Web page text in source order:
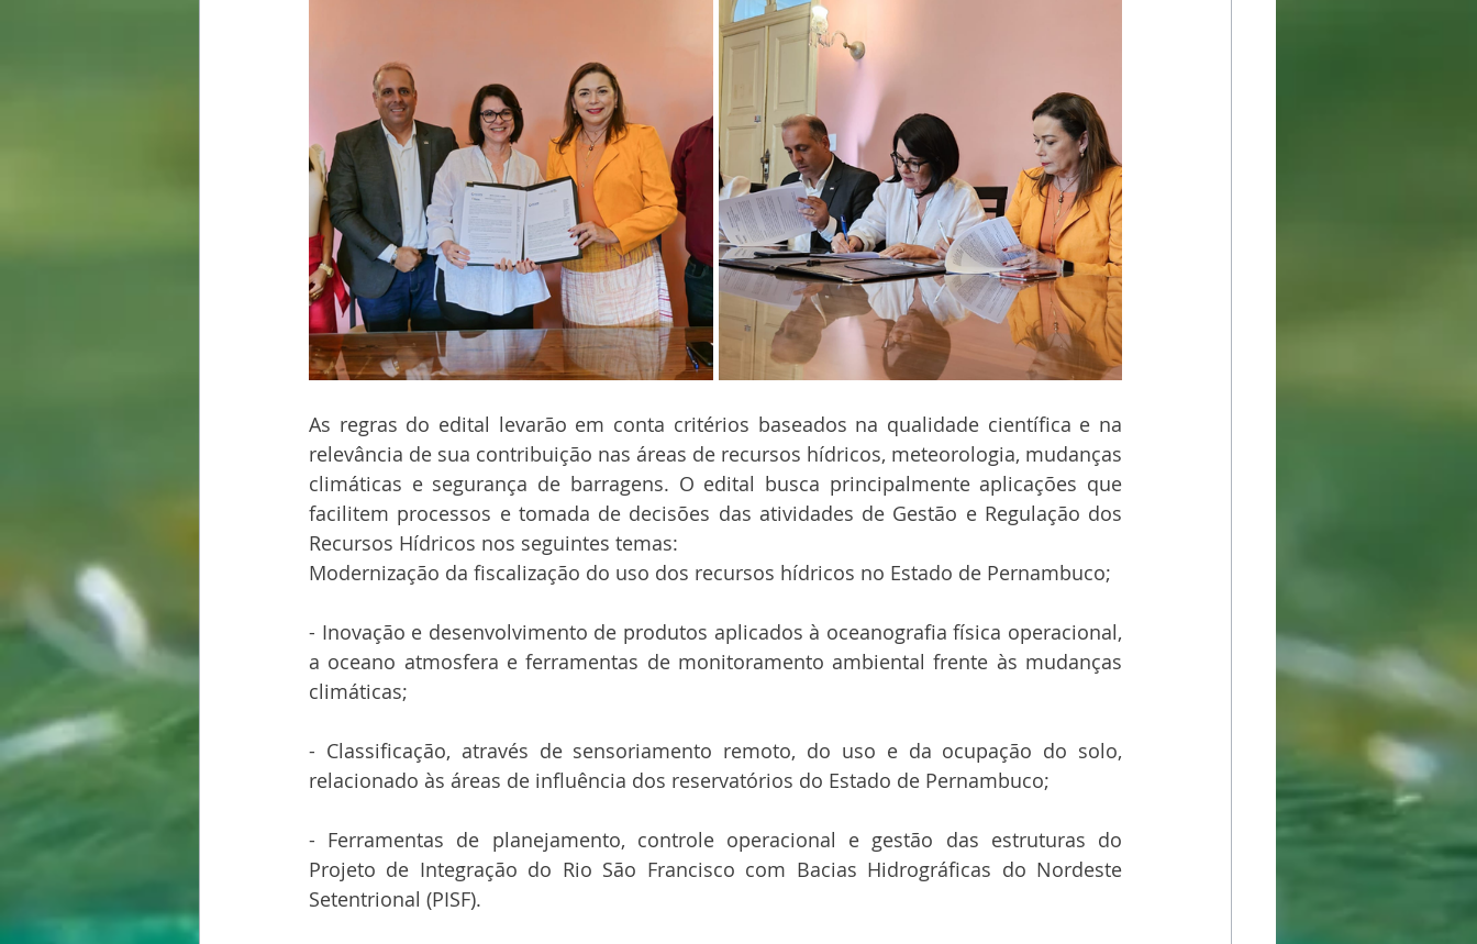
As regras do edital levarão em conta critérios baseados na qualidade científica e na
relevância de sua contribuição nas áreas de recursos hídricos, meteorologia, mudanças
climáticas e segurança de barragens. O edital busca principalmente aplicações que
facilitem processos e tomada de decisões das atividades de Gestão e Regulação dos
Recursos Hídricos nos seguintes temas:
Modernização da fiscalização do uso dos recursos hídricos no Estado de Pernambuco;
- Inovação e desenvolvimento de produtos aplicados à oceanografia física operacional,
a oceano atmosfera e ferramentas de monitoramento ambiental frente às mudanças
climáticas;
- Classificação, através de sensoriamento remoto, do uso e da ocupação do solo,
relacionado às áreas de influência dos reservatórios do Estado de Pernambuco;
- Ferramentas de planejamento, controle operacional e gestão das estruturas do
Projeto de Integração do Rio São Francisco com Bacias Hidrográficas do Nordeste
Setentrional (PISF).